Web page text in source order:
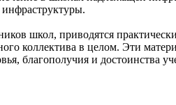
школ, приводятся
коллектива в целом. Эти
благополучия и достоинства